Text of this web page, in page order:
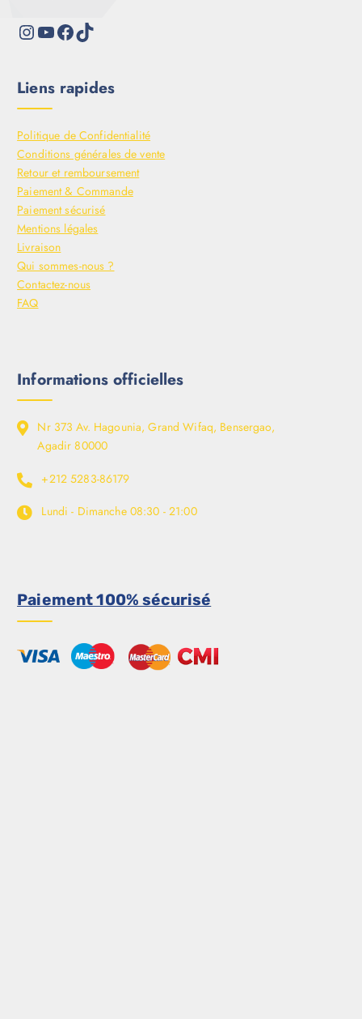
Liens rapides
Politique de Confidentialité
Conditions générales de vente
Retour et remboursement
Paiement & Commande
Paiement sécurisé
Mentions légales
Livraison
Qui sommes-nous ?
Contactez-nous
FAQ
Informations officielles
Nr 373 Av. Hagounia, Grand Wifaq, Bensergao,
Agadir 80000
+212 5283-86179
Lundi - Dimanche 08:30 - 21:00
Paiement 100% sécurisé